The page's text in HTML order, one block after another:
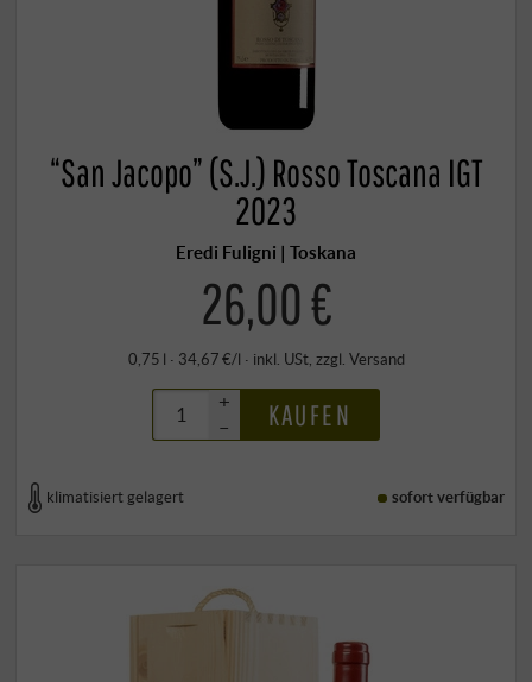
“San Jacopo” (S.J.) Rosso Toscana IGT
2023
Eredi Fuligni | Toskana
26,00 €
0,75 l · 34,67 €/l · inkl. USt, zzgl. Versand
+
–
KAUFEN
klimatisiert gelagert sofort verfügbar